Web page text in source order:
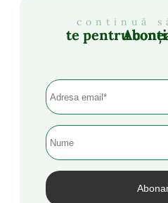
continuă
Abonează-te